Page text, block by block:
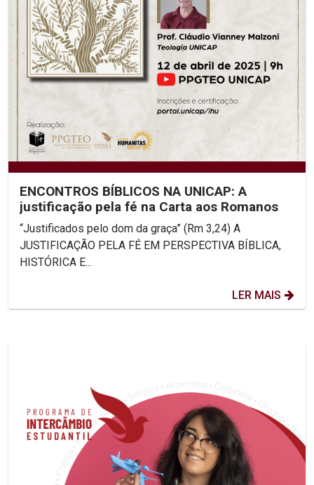
ENCONTROS BÍBLICOS NA UNICAP: A
justificação pela fé na Carta aos Romanos
“Justificados pelo dom da graça” (Rm 3,24) A
JUSTIFICAÇÃO PELA FÉ EM PERSPECTIVA BÍBLICA,
HISTÓRICA E...
LER MAIS